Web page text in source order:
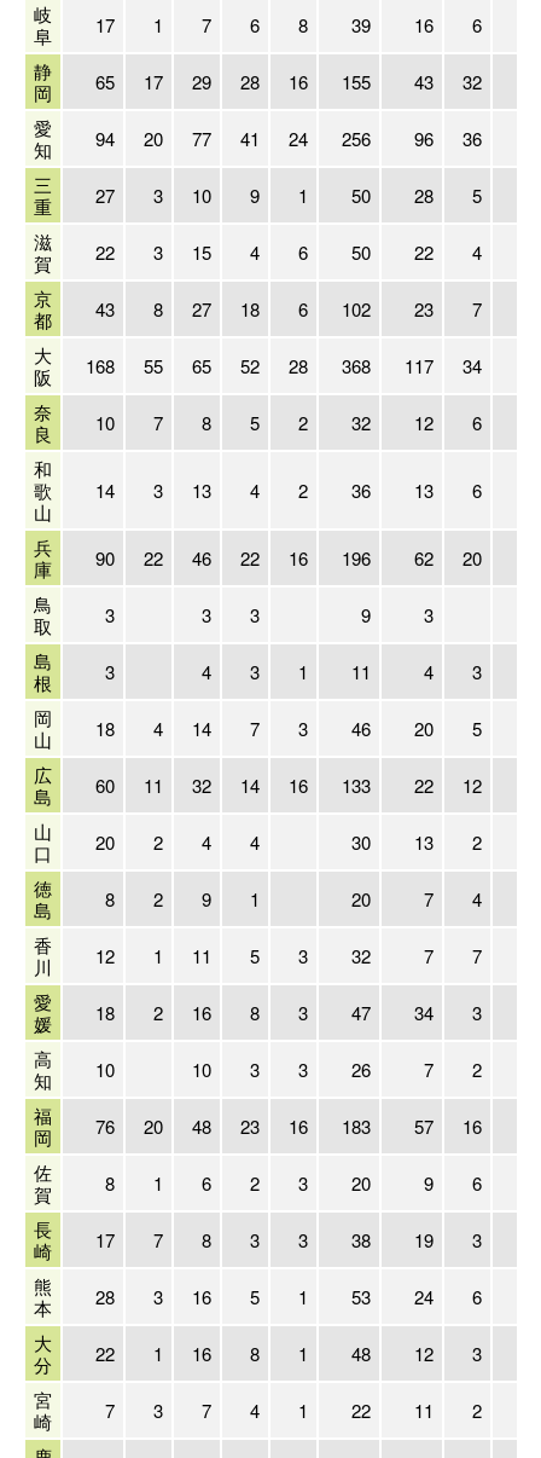
岐
阜
17 1 7 6 8 39 16 6
静
岡
65 17 29 28 16 155 43 32
愛
知
94 20 77 41 24 256 96 36
三
重
27 3 10 9 1 50 28 5
滋
賀
22 3 15 4 6 50 22 4
京
都
43 8 27 18 6 102 23 7
大
阪
168 55 65 52 28 368 117 34
奈
良
10 7 8 5 2 32 12 6
和
歌
山
14 3 13 4 2 36 13 6
兵
庫
90 22 46 22 16 196 62 20
鳥
取
3 3 3 9 3
島
根
3 4 3 1 11 4 3
岡
山
18 4 14 7 3 46 20 5
広
島
60 11 32 14 16 133 22 12
山
口
20 2 4 4 30 13 2
徳
島
8 2 9 1 20 7 4
香
川
12 1 11 5 3 32 7 7
愛
媛
18 2 16 8 3 47 34 3
高
知
10 10 3 3 26 7 2
福
岡
76 20 48 23 16 183 57 16
佐
賀
8 1 6 2 3 20 9 6
長
崎
17 7 8 3 3 38 19 3
熊
本
28 3 16 5 1 53 24 6
大
分
22 1 16 8 1 48 12 3
宮
崎
7 3 7 4 1 22 11 2